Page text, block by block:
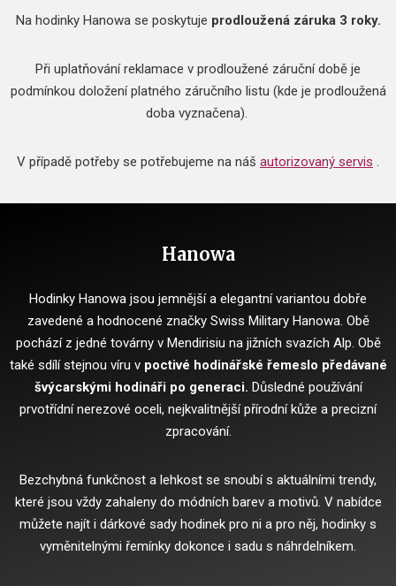
Na hodinky Hanowa se poskytuje prodloužená záruka 3 roky.
Při uplatňování reklamace v prodloužené záruční době je
podmínkou doložení platného záručního listu (kde je prodloužená
doba vyznačena).
V případě potřeby se potřebujeme na náš autorizovaný servis .
Hanowa
Hodinky Hanowa jsou jemnější a elegantní variantou dobře
zavedené a hodnocené značky Swiss Military Hanowa. Obě
pochází z jedné továrny v Mendirisiu na jižních svazích Alp. Obě
také sdílí stejnou víru v poctivé hodinářské řemeslo předávané
švýcarskými hodináři po generaci. Důsledné používání
prvotřídní nerezové oceli, nejkvalitnější přírodní kůže a precizní
zpracování.
Bezchybná funkčnost a lehkost se snoubí s aktuálními trendy,
které jsou vždy zahaleny do módních barev a motivů. V nabídce
můžete najít i dárkové sady hodinek pro ni a pro něj, hodinky s
vyměnitelnými řemínky dokonce i sadu s náhrdelníkem.